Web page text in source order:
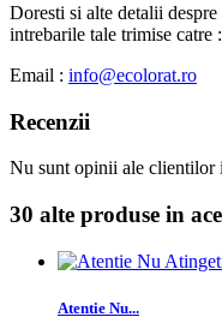
Doresti si alte detalii
intrebarile tale trimise catre :
Email : info@ecolorat.ro
Recenzii
Nu sunt opinii ale clientilor
30 alte produse in
Atentie Nu...